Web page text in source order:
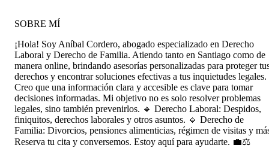
SOBRE MÍ
¡Hola! Soy Aníbal Cordero, abogado especializado en Derecho
Laboral y Derecho de Familia. Atiendo tanto en Santiago como de
manera online, brindando asesorías personalizadas para proteger
derechos y encontrar soluciones efectivas a tus inquietudes legales.
Creo que una información clara y accesible es clave para tomar
decisiones informadas. Mi objetivo no es solo resolver problemas
legales, sino también prevenirlos. 🔹 Derecho Laboral: Despidos,
finiquitos, derechos laborales y otros asuntos. 🔹 Derecho de
Familia: Divorcios, pensiones alimenticias, régimen de visitas y
Reserva tu cita y conversemos. Estoy aquí para ayudarte. 💼⚖️